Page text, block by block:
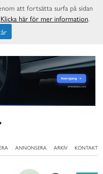
ANNONSERA ARKIV KONTAKT
att fortsätta surfa på sidan
Klicka här för mer information.